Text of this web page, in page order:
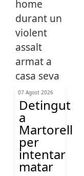
07 Agost 2026
Detingut
a
Martorell
per
intentar
matar